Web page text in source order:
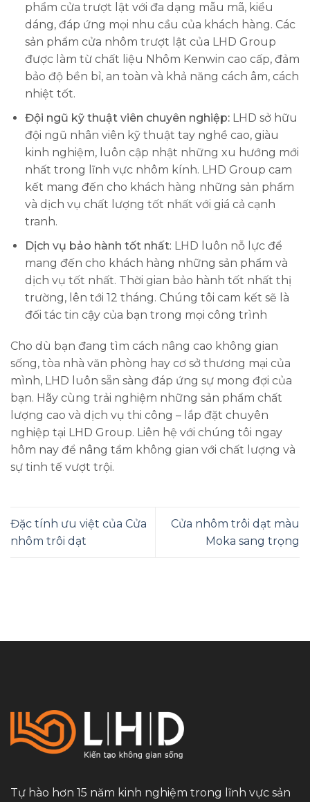
phẩm cửa trượt lật với đa dạng mẫu mã, kiểu
dáng, đáp ứng mọi nhu cầu của khách hàng. Các
sản phẩm cửa nhôm trượt lật của LHD Group
được làm từ chất liệu Nhôm Kenwin cao cấp, đảm
bảo độ bền bỉ, an toàn và khả năng cách âm, cách
nhiệt tốt.
Đội ngũ kỹ thuật viên chuyên nghiệp:LHD sở hữu
đội ngũ nhân viên kỹ thuật tay nghề cao, giàu
kinh nghiệm, luôn cập nhật những xu hướng mới
nhất trong lĩnh vực nhôm kính. LHD Group cam
kết mang đến cho khách hàng những sản phẩm
và dịch vụ chất lượng tốt nhất với giá cả cạnh
tranh.
Dịch vụ bảo hành tốt nhất: LHD luôn nỗ lực để
mang đến cho khách hàng những sản phẩm và
dịch vụ tốt nhất. Thời gian bảo hành tốt nhất thị
trường, lên tới 12 tháng. Chúng tôi cam kết sẽ là
đối tác tin cậy của bạn trong mọi công trình
Cho dù bạn đang tìm cách nâng cao không gian
sống, tòa nhà văn phòng hay cơ sở thương mại của
mình, LHD luôn sẵn sàng đáp ứng sự mong đợi của
bạn. Hãy cùng trải nghiệm những sản phẩm chất
lượng cao và dịch vụ thi công – lắp đặt chuyên
nghiệp tại LHD Group. Liên hệ với chúng tôi ngay
hôm nay để nâng tầm không gian với chất lượng và
sự tinh tế vượt trội.
Đặc tính ưu việt của Cửa
nhôm trôi dạt
Cửa nhôm trôi dạt màu
Moka sang trọng
Tự hào hơn 15 năm kinh nghiệm trong lĩnh vực sản